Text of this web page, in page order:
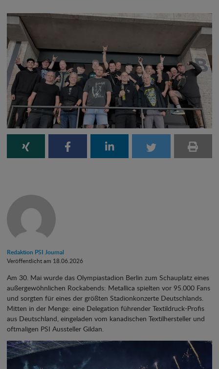
Redaktion PSI Journal
Veröffentlicht am 18.06.2026
Am 30. Mai wurde das Olympiastadion Berlin zum Schauplatz eines
außergewöhnlichen Rockabends: Metallica spielten vor 95.000 Fans
und sorgten für eines der größten Stadionkonzerte Deutschlands.
Mitten in der Menge: eine Delegation führender Textildruck-Profis
aus Deutschland, eingeladen vom kanadischen Textilhersteller und
oftmaligen PSI Aussteller Gildan.